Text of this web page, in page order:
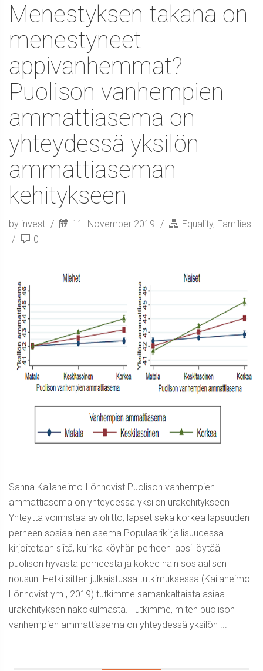
Menestyksen takana on
menestyneet
appivanhemmat?
Puolison vanhempien
ammattiasema on
yhteydessä yksilön
ammattiaseman
kehitykseen
by invest 11. November 2019 Equality, Families
0
Sanna Kailaheimo-Lönnqvist Puolison vanhempien
ammattiasema on yhteydessä yksilön urakehitykseen
Yhteyttä voimistaa avioliitto, lapset sekä korkea lapsuuden
perheen sosiaalinen asema Populaarikirjallisuudessa
kirjoitetaan siitä, kuinka köyhän perheen lapsi löytää
puolison hyvästä perheestä ja kokee näin sosiaalisen
nousun. Hetki sitten julkaistussa tutkimuksessa (Kailaheimo-
Lönnqvist ym., 2019) tutkimme samankaltaista asiaa
urakehityksen näkökulmasta. Tutkimme, miten puolison
vanhempien ammattiasema on yhteydessä yksilön ...